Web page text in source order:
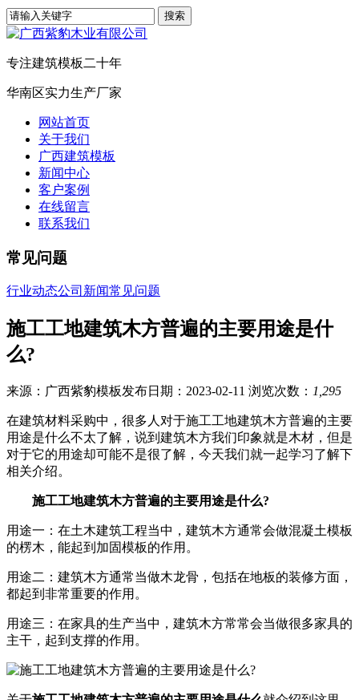
专注建筑模板二十年
华南区实力生产厂家
网站首页
关于我们
广西建筑模板
新闻中心
客户案例
在线留言
联系我们
常见问题
行业动态公司新闻常见问题
施工工地建筑木方普遍的主要用途是什
么?
来源：广西紫豹模板发布日期：2023-02-11 浏览次数： 1,295
在建筑材料采购中，很多人对于施工工地建筑木方普遍的主要
用途是什么不太了解，说到建筑木方我们印象就是木材，但是
对于它的用途却可能不是很了解，今天我们就一起学习了解下
相关介绍。
施工工地建筑木方普遍的主要用途是什么?
用途一：在土木建筑工程当中，建筑木方通常会做混凝土模板
的楞木，能起到加固模板的作用。
用途二：建筑木方通常当做木龙骨，包括在地板的装修方面，
都起到非常重要的作用。
用途三：在家具的生产当中，建筑木方常常会当做很多家具的
主干，起到支撑的作用。